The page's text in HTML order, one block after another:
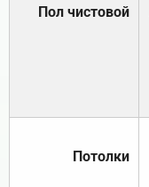
Пол чистовой
Потолки